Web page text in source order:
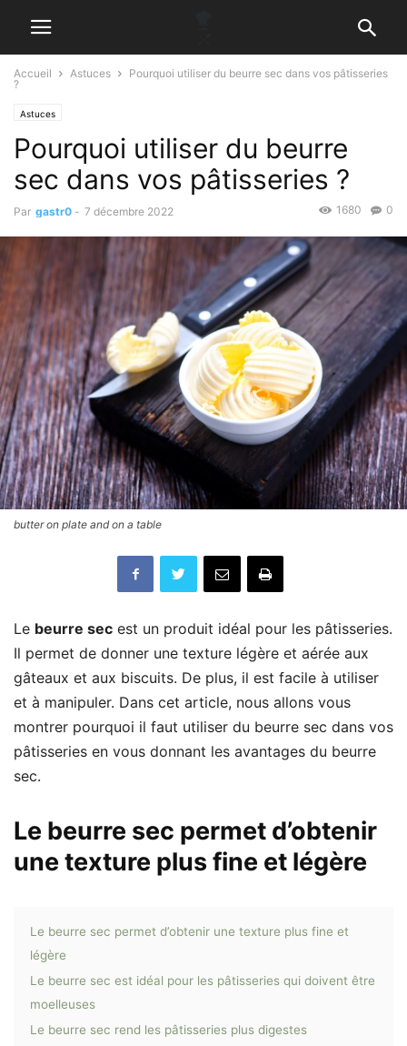
Accueil Astuces
Pourquoi utiliser du beurre sec dans vos pâtisseries
?
Astuces
Pourquoi utiliser du beurre
sec dans vos pâtisseries ?
Par gastr0 - 7 décembre 2022 0
1680
butter on plate and on a table
Le beurre sec est un produit idéal pour les pâtisseries.
Il permet de donner une texture légère et aérée aux
gâteaux et aux biscuits. De plus, il est facile à utiliser
et à manipuler. Dans cet article, nous allons vous
montrer pourquoi il faut utiliser du beurre sec dans vos
pâtisseries en vous donnant les avantages du beurre
sec.
Le beurre sec permet d’obtenir
une texture plus fine et légère
Le beurre sec permet d’obtenir une texture plus fine et
légère
Le beurre sec est idéal pour les pâtisseries qui doivent être
moelleuses
Le beurre sec rend les pâtisseries plus digestes